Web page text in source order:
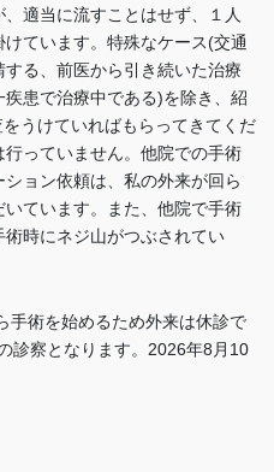
適当に流すことはせず、１人
ています。特殊なケース(交通
る、前医から引き続いた治療
患で治療中である)を除き、紹
うけていればもらってきてくだ
っていません。他院での手術
ョン依頼は、私の外来が回ら
ています。また、他院で手術
時にネジ山がつぶされてい
手術を始めるため外来は休診で
診察となります。2026年8月10